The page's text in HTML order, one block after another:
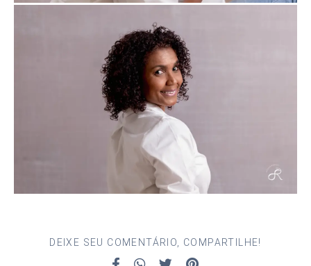
DEIXE SEU COMENTÁRIO, COMPARTILHE!